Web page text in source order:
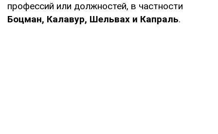
профессий или должностей, в частности
Боцман, Калавур, Шельвах и Капраль.